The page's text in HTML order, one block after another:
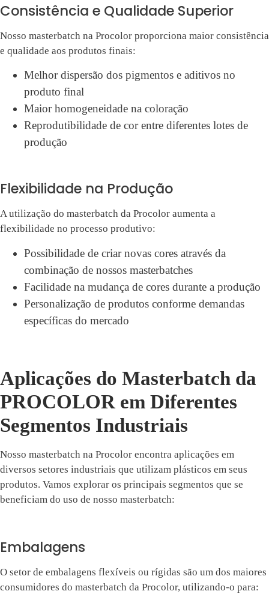
Consistência e Qualidade Superior
Nosso masterbatch na Procolor proporciona maior consistência
e qualidade aos produtos finais:
Melhor dispersão dos pigmentos e aditivos no
produto final
Maior homogeneidade na coloração
Reprodutibilidade de cor entre diferentes lotes de
produção
Flexibilidade na Produção
A utilização do masterbatch da Procolor aumenta a
flexibilidade no processo produtivo:
Possibilidade de criar novas cores através da
combinação de nossos masterbatches
Facilidade na mudança de cores durante a produção
Personalização de produtos conforme demandas
específicas do mercado
Aplicações do Masterbatch da
PROCOLOR em Diferentes
Segmentos Industriais
Nosso masterbatch na Procolor encontra aplicações em
diversos setores industriais que utilizam plásticos em seus
produtos. Vamos explorar os principais segmentos que se
beneficiam do uso de nosso masterbatch:
Embalagens
O setor de embalagens flexíveis ou rígidas são um dos maiores
consumidores do masterbatch da Procolor, utilizando-o para: